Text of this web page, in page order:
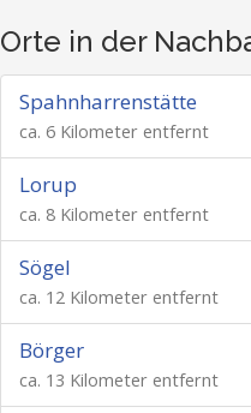
Orte in der
Spahnharrenstätte
ca. 6 Kilometer entfernt
Lorup
ca. 8 Kilometer entfernt
Sögel
ca. 12 Kilometer entfernt
Börger
ca. 13 Kilometer entfernt